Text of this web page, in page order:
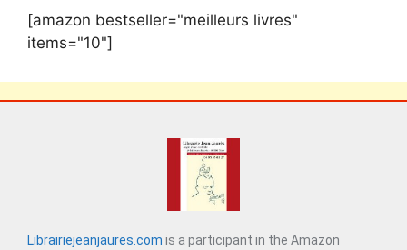
[amazon bestseller="meilleurs livres"
items="10"]
Librairiejeanjaures.com is a participant in the Amazon